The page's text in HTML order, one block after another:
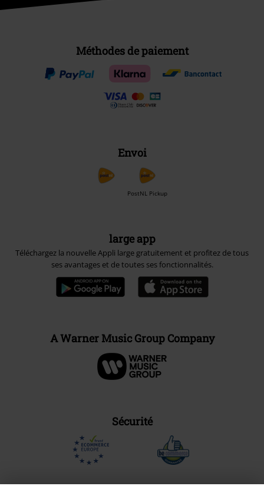
Méthodes de paiement
Envoi
PostNL Pickup
large app
Téléchargez la nouvelle Appli large gratuitement et profitez de tous
ses avantages et de toutes ses fonctionnalités.
A Warner Music Group Company
Sécurité